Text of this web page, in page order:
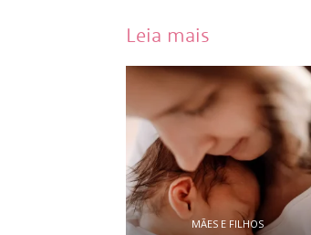
Leia mais
MÃES E FILHOS